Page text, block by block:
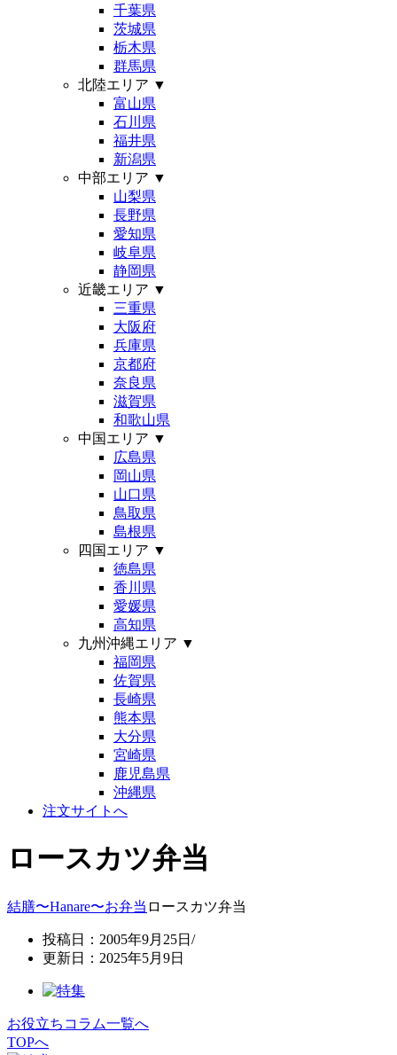
千葉県
茨城県
栃木県
群馬県
北陸エリア ▼
富山県
石川県
福井県
新潟県
中部エリア ▼
山梨県
長野県
愛知県
岐阜県
静岡県
近畿エリア ▼
三重県
大阪府
兵庫県
京都府
奈良県
滋賀県
和歌山県
中国エリア ▼
広島県
岡山県
山口県
鳥取県
島根県
四国エリア ▼
徳島県
香川県
愛媛県
高知県
九州沖縄エリア ▼
福岡県
佐賀県
長崎県
熊本県
大分県
宮崎県
鹿児島県
沖縄県
注文サイトへ
ロースカツ弁当
結膳〜Hanare〜お弁当 ロースカツ弁当
投稿日：2005年9月25日/
更新日：2025年5月9日
お役立ちコラム一覧へ
TOPへ